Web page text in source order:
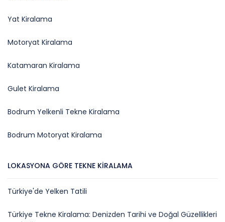
Yat Kiralama
Motoryat Kiralama
Katamaran Kiralama
Gulet Kiralama
Bodrum Yelkenli Tekne Kiralama
Bodrum Motoryat Kiralama
LOKASYONA GÖRE TEKNE KIRALAMA
Türkiye'de Yelken Tatili
Türkiye Tekne Kiralama: Denizden Tarihi ve Doğal Güzellikleri